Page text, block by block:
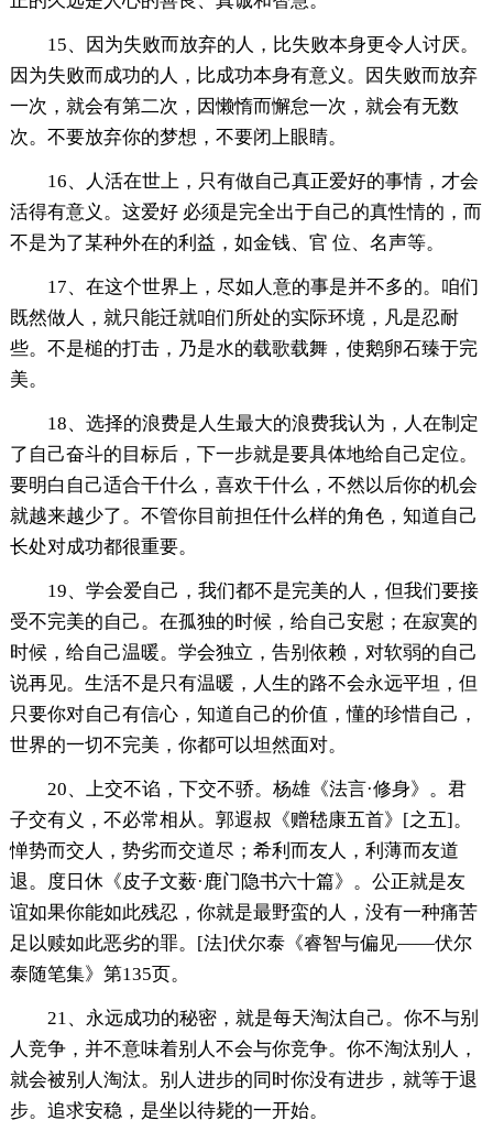
15、因为失败而放弃的人，比失败本身更令人讨厌。
因为失败而成功的人，比成功本身有意义。因失败而放弃
一次，就会有第二次，因懒惰而懈怠一次，就会有无数
次。不要放弃你的梦想，不要闭上眼睛。
16、人活在世上，只有做自己真正爱好的事情，才会
活得有意义。这爱好 必须是完全出于自己的真性情的，而
不是为了某种外在的利益，如金钱、官 位、名声等。
17、在这个世界上，尽如人意的事是并不多的。咱们
既然做人，就只能迁就咱们所处的实际环境，凡是忍耐
些。不是槌的打击，乃是水的载歌载舞，使鹅卵石臻于完
美。
18、选择的浪费是人生最大的浪费我认为，人在制定
了自己奋斗的目标后，下一步就是要具体地给自己定位。
要明白自己适合干什么，喜欢干什么，不然以后你的机会
就越来越少了。不管你目前担任什么样的角色，知道自己
长处对成功都很重要。
19、学会爱自己，我们都不是完美的人，但我们要接
受不完美的自己。在孤独的时候，给自己安慰；在寂寞的
时候，给自己温暖。学会独立，告别依赖，对软弱的自己
说再见。生活不是只有温暖，人生的路不会永远平坦，但
只要你对自己有信心，知道自己的价值，懂的珍惜自己，
世界的一切不完美，你都可以坦然面对。
20、上交不谄，下交不骄。杨雄《法言·修身》。君
子交有义，不必常相从。郭遐叔《赠嵇康五首》[之五]。
惮势而交人，势劣而交道尽；希利而友人，利薄而友道
退。度日休《皮子文薮·鹿门隐书六十篇》。公正就是友
谊如果你能如此残忍，你就是最野蛮的人，没有一种痛苦
足以赎如此恶劣的罪。[法]伏尔泰《睿智与偏见——伏尔
泰随笔集》第135页。
21、永远成功的秘密，就是每天淘汰自己。你不与别
人竞争，并不意味着别人不会与你竞争。你不淘汰别人，
就会被别人淘汰。别人进步的同时你没有进步，就等于退
步。追求安稳，是坐以待毙的一开始。